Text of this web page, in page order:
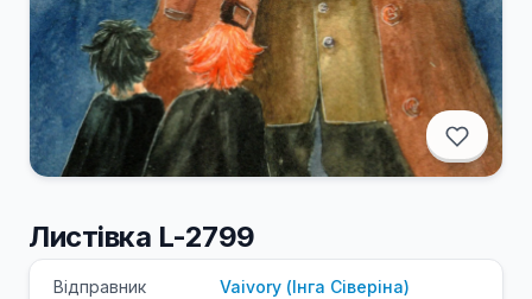
Листівка L-2799
Відправник Vaivory (Інга Сіверіна)